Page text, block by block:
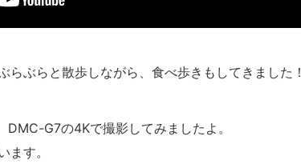
らぶらと散歩しながら、食べ歩きもしてきました！
G7の4Kで撮影してみましたよ。
ます。